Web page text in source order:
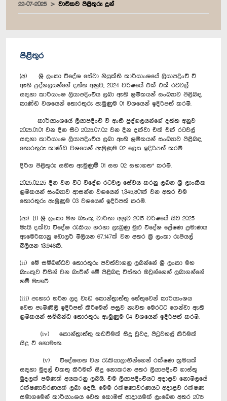
22-07-2025 වාචිකව පිළිතුරු දුන්
පිළිතුර
(අ) ශ්‍රී ලංකා විදේශ සේවා නියුක්ති කාර්යාංශයේ ලියාපදිංචි වී
ඇති පුද්ගලයන්ගේ දත්ත අනුව, 2024 වර්ෂයේ එක් එක් රටවල්
සඳහා කාර්යාංශ ලියාපදිංචිය ලබා ඇති ශ්‍රමිකයන් සංඛ්‍යාව පිළිබඳ
කාණ්ඩ වශයෙන් තොරතුරු ඇමුණුම 01 වශයෙන් ඉදිරිපත් කරමි.
කාර්යාංශයේ ලියාපදිංචි වී ඇති පුද්ගලයන්ගේ දත්ත අනුව
2025.01.01 වන දින සිට 2025.07.02 වන දින දක්වා එක් එක් රටවල්
සඳහා කාර්යාංශ ලියාපදිංචිය ලබා ඇති ශ්‍රමිකයන් සංඛ්‍යාව පිළිබඳ
තොරතුරු කාණ්ඩ වශයෙන් ඇමුණුම 02 ලෙස ඉදිරිපත් කරමි.
දීර්ග පිළිතුරු සහිත ඇමුණුම් 01 සහ 02 සභාගත* කරමි.
2025.02.25 දින වන විට විදේශ රටවල සේවය කරනු ලබන ශ්‍රී ලාංකික
ශ්‍රමිකයන් සංඛ්‍යාව ආසන්න වශයෙන් 1,345,801ක් වන අතර එම
තොරතුරු ඇමුණුම 03 වශයෙන් ඉදිරිපත් කරමි.
(ආ) (i) ශ්‍රී ලංකා මහ බැංකු වාර්තා අනුව 2015 වර්ෂයේ සිට 2025
මැයි දක්වා විදේශ රැකියා හරහා ලැබුණු මුළු විදේශ ප්‍රේෂණ ප්‍රමාණය
ඇමෙරිකානු ඩොලර් මිලියන 67,147ක් වන අතර ශ්‍රී ලංකා රුපියල්
බිලියන 13,946කි.
(ii) මේ සම්බන්ධව තොරතුරු පවත්වාගනු ලබන්නේ ශ්‍රී ලංකා මහ
බැංකුව විසින් වන බැවින් මේ පිළිබඳ විස්තර ඔවුන්ගෙන් ලබාගන්නේ
නම් මැනවි.
(iii) පැහැර හරින ලද වැඩ කොන්ත්‍රාත්තු හේතුවෙන් කාර්යාංශය
වෙත පැමිණිලි ඉදිරිපත් කිරීමෙන් පසුව නැවත මෙරටට ගෙන්වා ඇති
ශ්‍රමිකයන් සම්බන්ධ තොරතුරු ඇමුණුම 04 වශයෙන් ඉදිරිපත් කරමි.
(iv) කොන්ත්‍රාත්තු කඩවීමක් සිදු වුවද, පිටුවහල් කිරීමක්
සිදු වී නොමැත.
(v) විදේශගත වන රැකියාලාභීන්ගෙන් රක්ෂණ ක්‍රමයක්
සඳහා මුදල් එකතු කිරීමක් සිදු නොකරන අතර ලියාපදිංචි ගාස්තු
මුදලක් පමණක් අයකරනු ලබයි. එම ලියාපදිංචියට අදාළව නොමිලයේ
රක්ෂණාවරණයක් ලබා දෙයි. මෙම රක්ෂණාවරණයට අදාළව රක්ෂණ
සමාගමෙන් කාර්යාංශය වෙත කොමිස් ආදායමක් ලැබෙන අතර 2015